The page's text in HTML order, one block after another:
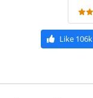
Like 106k